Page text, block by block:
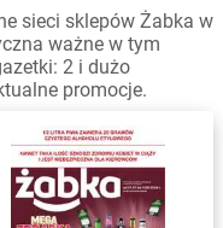
sieci sklepów Żabka w
ważne w tym
2 i dużo
promocje.